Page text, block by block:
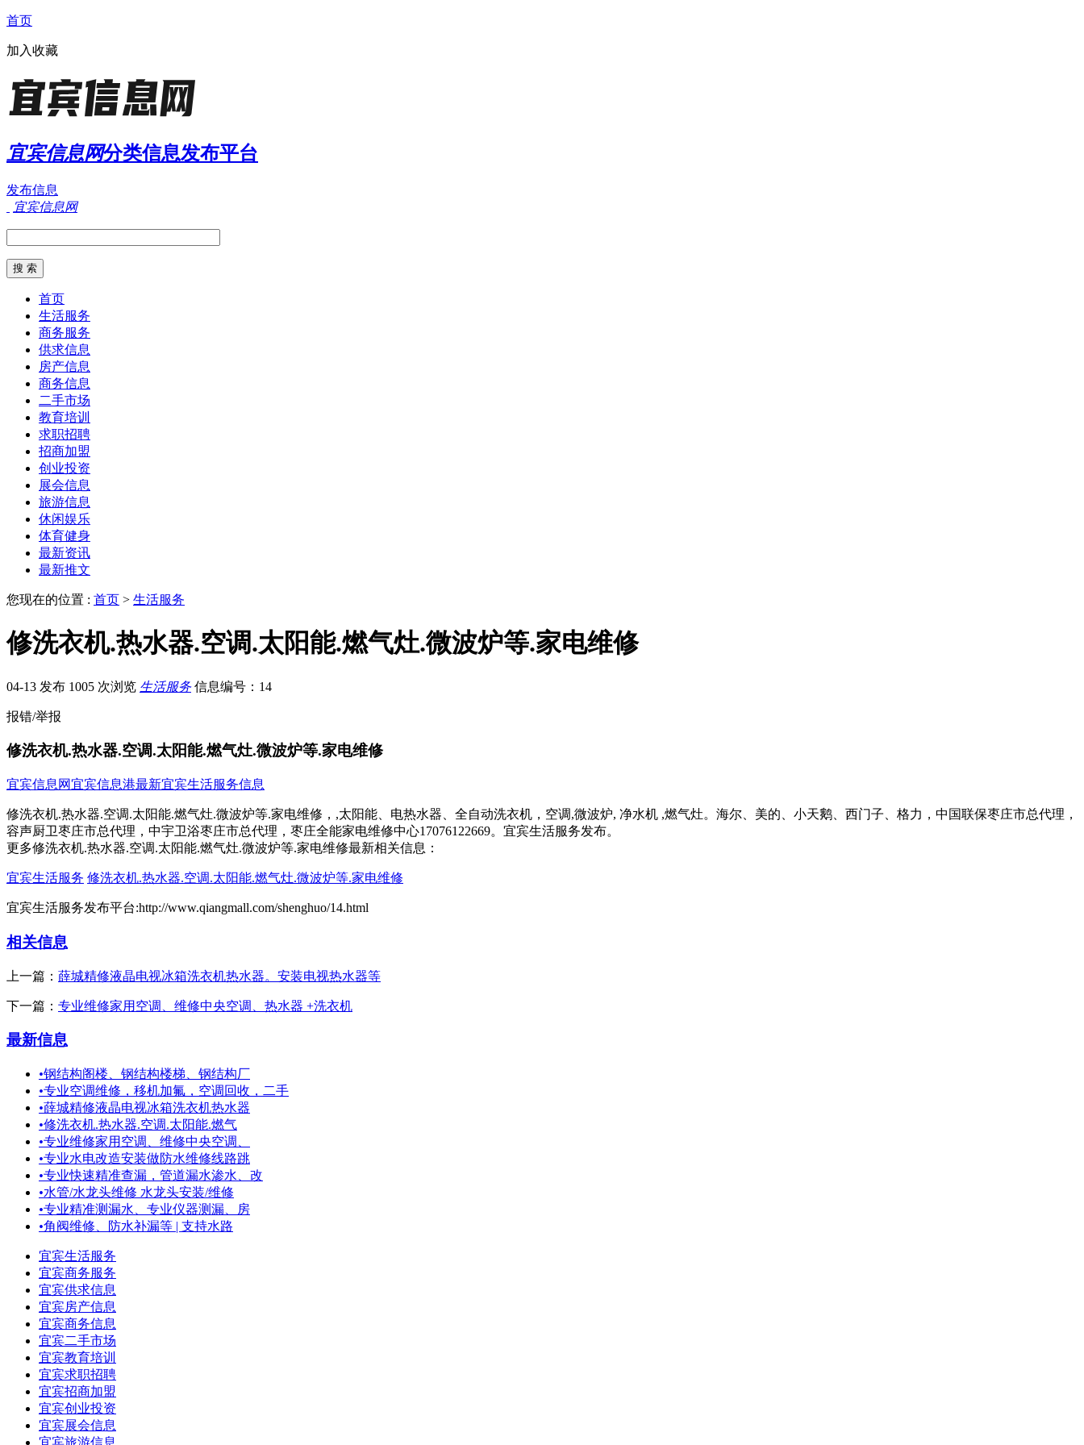
首页
加入收藏
宜宾信息网分类信息发布平台
发布信息
宜宾信息网
首页
生活服务
商务服务
供求信息
房产信息
商务信息
二手市场
教育培训
求职招聘
招商加盟
创业投资
展会信息
旅游信息
休闲娱乐
体育健身
最新资讯
最新推文
您现在的位置 : 首页 > 生活服务
修洗衣机.热水器.空调.太阳能.燃气灶.微波炉等.家电维修
04-13 发布 1005 次浏览 生活服务 信息编号：14
报错/举报
修洗衣机.热水器.空调.太阳能.燃气灶.微波炉等.家电维修
宜宾信息网宜宾信息港最新宜宾生活服务信息
修洗衣机.热水器.空调.太阳能.燃气灶.微波炉等.家电维修，,太阳能、电热水器、全自动洗衣机，空调,微波炉, 净水机 ,燃气灶。海尔、美的、小天鹅、西门子、格力，中国联保枣庄市总代理，
容声厨卫枣庄市总代理，中宇卫浴枣庄市总代理，枣庄全能家电维修中心17076122669。宜宾生活服务发布。
更多修洗衣机.热水器.空调.太阳能.燃气灶.微波炉等.家电维修最新相关信息：
宜宾生活服务 修洗衣机.热水器.空调.太阳能.燃气灶.微波炉等.家电维修
宜宾生活服务发布平台:http://www.qiangmall.com/shenghuo/14.html
相关信息
上一篇： 薛城精修液晶电视冰箱洗衣机热水器。安装电视热水器等
下一篇： 专业维修家用空调、维修中央空调、热水器 +洗衣机
最新信息
•钢结构阁楼、钢结构楼梯、钢结构厂
•专业空调维修，移机加氟，空调回收，二手
•薛城精修液晶电视冰箱洗衣机热水器
•修洗衣机.热水器.空调.太阳能.燃气
•专业维修家用空调、维修中央空调、
•专业水电改造安装做防水维修线路跳
•专业快速精准查漏，管道漏水渗水、改
•水管/水龙头维修 水龙头安装/维修
•专业精准测漏水、专业仪器测漏、房
•角阀维修、防水补漏等 | 支持水路
宜宾生活服务
宜宾商务服务
宜宾供求信息
宜宾房产信息
宜宾商务信息
宜宾二手市场
宜宾教育培训
宜宾求职招聘
宜宾招商加盟
宜宾创业投资
宜宾展会信息
宜宾旅游信息